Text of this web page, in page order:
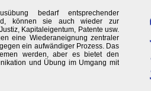
bedarf entsprechender
können sie auch wieder zur
Kapitaleigentum, Patente usw.
eine Wiederaneignung zentraler
ein aufwändiger Prozess. Das
werden, aber es bietet den
und Übung im Umgang mit